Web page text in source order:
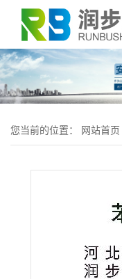
您当前的位置： 网站首页